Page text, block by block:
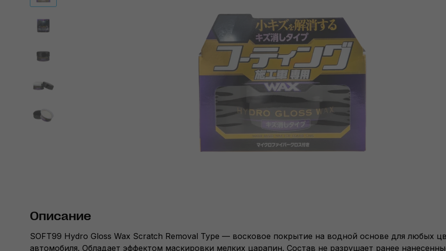
Описание
SOFT99 Hydro Gloss Wax Scratch Removal Type — восковое покрытие на водной основе для любых
автомобиля. Обладает эффектом маскировки мелких царапин. Состав не разрушает ранее